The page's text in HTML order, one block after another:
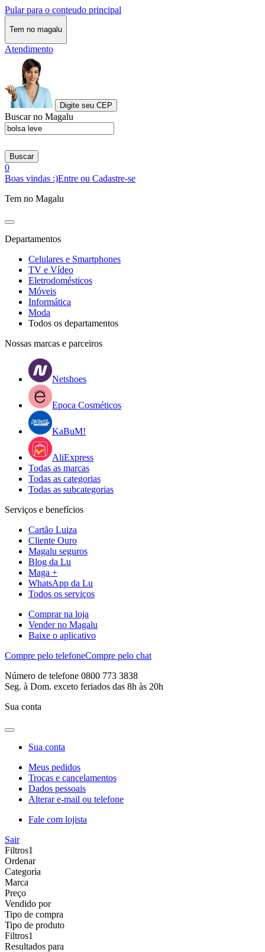
Pular para o conteudo principal
Tem no magalu
Atendimento
Digite seu CEP
Buscar no Magalu
Buscar
0
Boas vindas :)Entre ou Cadastre-se
Tem no Magalu
Departamentos
Celulares e Smartphones
TV e Vídeo
Eletrodomésticos
Móveis
Informática
Moda
Todos os departamentos
Nossas marcas e parceiros
Netshoes
Epoca Cosméticos
KaBuM!
AliExpress
Todas as marcas
Todas as categorias
Todas as subcategorias
Serviços e benefícios
Cartão Luiza
Cliente Ouro
Magalu seguros
Blog da Lu
Maga +
WhatsApp da Lu
Todos os serviços
Comprar na loja
Vender no Magalu
Baixe o aplicativo
Compre pelo telefoneCompre pelo chat
Número de telefone 0800 773 3838
Seg. à Dom. exceto feriados das 8h às 20h
Sua conta
Sua conta
Meus pedidos
Trocas e cancelamentos
Dados pessoais
Alterar e-mail ou telefone
Fale com lojista
Sair
Filtros1
Ordenar
Categoria
Marca
Preço
Vendido por
Tipo de compra
Tipo de produto
Filtros1
Resultados para